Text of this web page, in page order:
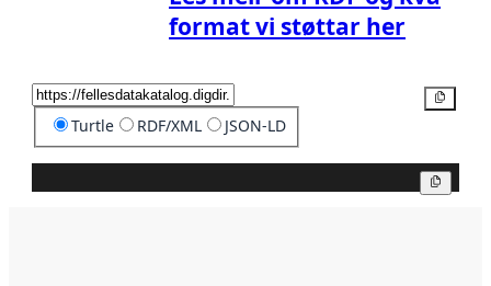
format vi støttar her
Turtle RDF/XML JSON-LD